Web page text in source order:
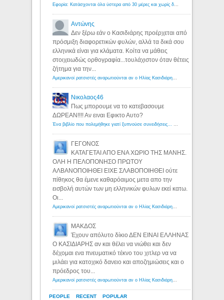
PEOPLE RECENT POPULAR
Εφορία: Κατάσχονται όλα ύστερα από 30 μέρες και χωρίς δικαστικές αποφάσεις - Λόγιος Ερμής
Αντώνης
Δεν ξέρω εάν ο Κασιδιάρης προέρχεται από
πρόσμιξη διαφορετικών φυλών, αλλά τα δικά σου
ελληνικά είναι για κλάματα. Κοίτα να μάθεις
στοιχειωδώς ορθογραφία...τουλάχιστον όταν θέτεις
ζήτημα για την...
Αμερικανοί ρατσιστές αναρωτιούνται αν ο Ηλίας Κασιδιάρης ανήκει στη λευκή φυλή... - Λόγιος Ερμής
Νικολαος46
Πως μπορουμε να το κατεβασουμε
ΔΩΡΕΑΝ!!!! Αν ειναι Εφικτο Αυτο?
Ένα βιβλίο που πολεμήθηκε γιατί ξυπνούσε συνειδήσεις... - Λόγιος Ερμής | Η γνώση ξεκινάει με την αναζήτηση...
ΓΕΓΟΝΟΣ
ΚΑΤΑΓΕΤΑΙ ΑΠΟ ΕΝΑ ΧΩΡΙΟ ΤΗΣ ΜΑΝΗΣ.
ΟΛΗ Η ΠΕΛΟΠΟΝΗΣΟ ΠΡΩΤΟΥ
ΑΛΒΑΝΟΠΟΙΗΘΕΙ ΕΙΧΕ ΣΛΑΒΟΠΟΙΗΘΕΙ ούτε
πίθηκος θα έμενε καθαρόαιμος μετα απο την
εισβολή αυτών των μη ελληνικών φυλων εκεί κατω.
Οι...
Αμερικανοί ρατσιστές αναρωτιούνται αν ο Ηλίας Κασιδιάρης ανήκει στη λευκή φυλή... - Λόγιος Ερμής
ΜΑΚΔΟΣ
Έχουν απόλυτο δίκιο ΔΕΝ ΕΙΝΑΙ ΕΛΛΗΝΑΣ
Ο ΚΑΣΙΔΙΑΡΗΣ αν και θέλει να νιώθει και δεν
δέχομαι ενα πνευματικό τέκνο του χιτλερ να να
μιλάει για κατοχικό δανειο και αποζημιώσεις και ο
πρόεδρος του...
Αμερικανοί ρατσιστές αναρωτιούνται αν ο Ηλίας Κασιδιάρης ανήκει στη λευκή φυλή... - Λόγιος Ερμής